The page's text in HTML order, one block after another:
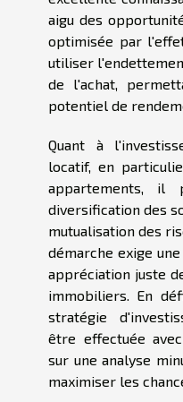
aigu des
optimisée par
utiliser
de l'achat,
potentiel de
Quant à
locatif, en
appartements, il
diversification des
mutualisation des
démarche exige
appréciation juste
immobiliers. En
stratégie
être effectuée
sur une analyse
maximiser les